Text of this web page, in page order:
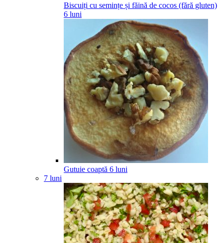
Biscuiți cu semințe și făină de cocos (fără gluten)
6 luni
Gutuie coaptă 6 luni
7 luni